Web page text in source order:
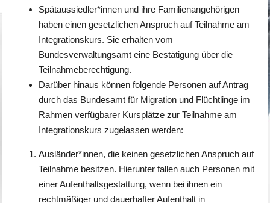
Spätaussiedler*innen und ihre Familienangehörigen
haben einen gesetzlichen Anspruch auf Teilnahme am
Integrationskurs. Sie erhalten vom
Bundesverwaltungsamt eine Bestätigung über die
Teilnahmeberechtigung.
Darüber hinaus können folgende Personen auf Antrag
durch das Bundesamt für Migration und Flüchtlinge im
Rahmen verfügbarer Kursplätze zur Teilnahme am
Integrationskurs zugelassen werden:
Ausländer*innen, die keinen gesetzlichen Anspruch auf
Teilnahme besitzen. Hierunter fallen auch Personen mit
einer Aufenthaltsgestattung, wenn bei ihnen ein
rechtmäßiger und dauerhafter Aufenthalt in